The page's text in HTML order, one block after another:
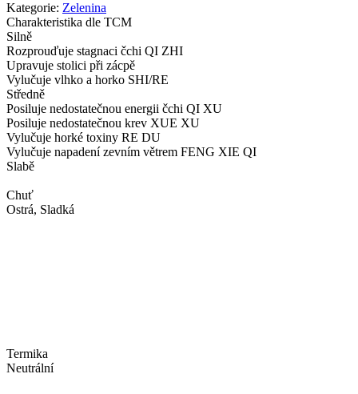
Kategorie: Zelenina
Charakteristika dle TCM
Silně
Rozprouďuje stagnaci čchi QI ZHI
Upravuje stolici při zácpě
Vylučuje vlhko a horko SHI/RE
Středně
Posiluje nedostatečnou energii čchi QI XU
Posiluje nedostatečnou krev XUE XU
Vylučuje horké toxiny RE DU
Vylučuje napadení zevním větrem FENG XIE QI
Slabě
Chuť
Ostrá, Sladká
Termika
Neutrální